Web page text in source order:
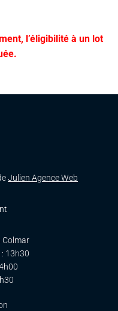
l’éligibilité à un lot
Julien Agence Web
Colmar
: 13h30